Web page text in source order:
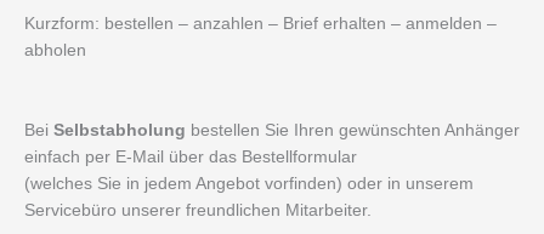
Kurzform: bestellen – anzahlen – Brief erhalten – anmelden –
abholen
Bei Selbstabholung bestellen Sie Ihren gewünschten Anhänger
einfach per E-Mail über das Bestellformular
(welches Sie in jedem Angebot vorfinden) oder in unserem
Servicebüro unserer freundlichen Mitarbeiter.